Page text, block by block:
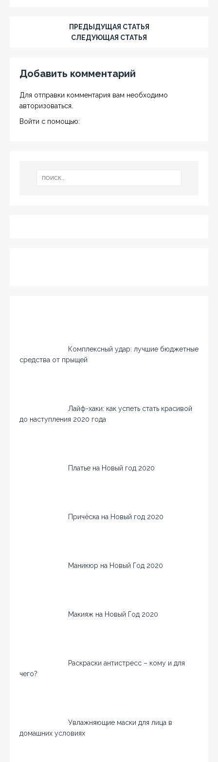
ПРЕДЫДУЩАЯ СТАТЬЯ
СЛЕДУЮЩАЯ СТАТЬЯ
Добавить комментарий
Для отправки комментария вам необходимо
авторизоваться
Войти с помощью:
Комплексный удар: лучшие бюджетные
средства от прыщей
Лайф-хаки: как успеть стать красивой
до наступления 2020 года
Платье на Новый год 2020
Причёска на Новый год 2020
Маникюр на Новый Год 2020
Макияж на Новый Год 2020
Раскраски антистресс – кому и для
чего?
Увлажняющие маски для лица в
домашних условиях